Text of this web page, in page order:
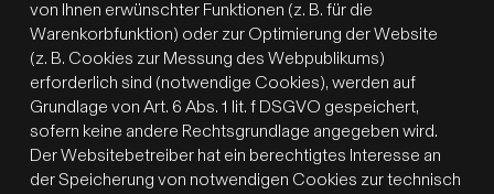
von Ihnen erwünschter Funktionen (z. B. für die
Warenkorbfunktion) oder zur Optimierung der Website
(z. B. Cookies zur Messung des Webpublikums)
erforderlich sind (notwendige Cookies), werden auf
Grundlage von Art. 6 Abs. 1 lit. f DSGVO gespeichert,
sofern keine andere Rechtsgrundlage angegeben wird.
Der Websitebetreiber hat ein berechtigtes Interesse an
der Speicherung von notwendigen Cookies zur technisch